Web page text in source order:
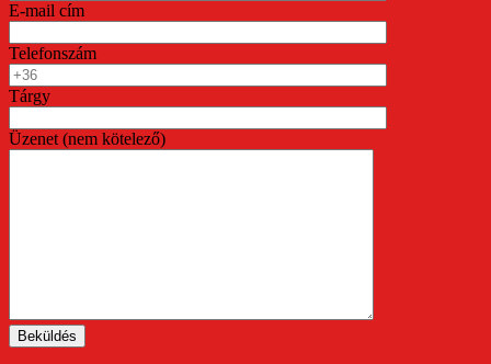
E-mail cím
Telefonszám
Tárgy
Üzenet (nem kötelező)